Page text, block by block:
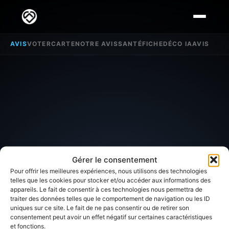
Gérer le consentement
Pour offrir les meilleures expériences, nous utilisons des technologies
telles que les cookies pour stocker et/ou accéder aux informations des
appareils. Le fait de consentir à ces technologies nous permettra de
traiter des données telles que le comportement de navigation ou les ID
uniques sur ce site. Le fait de ne pas consentir ou de retirer son
consentement peut avoir un effet négatif sur certaines caractéristiques
et fonctions.
AVISVOTERCARTENOTRE AVISSANTÉFICHEDÉCO IAAVIS
SECTEUR D'INTÉRÊT